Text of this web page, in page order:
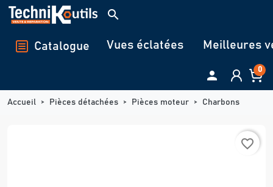
Panneau de gestion des cookies
search
Catalogue Vues éclatées Meilleures
 0
Accueil Pièces détachées Pièces moteur Charbons
favorite_border